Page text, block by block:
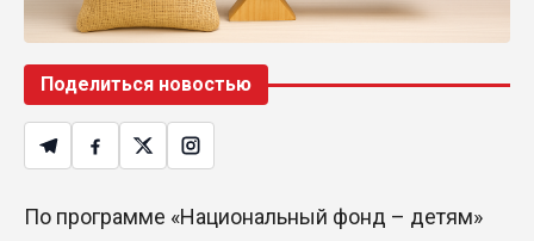
Поделиться новостью
По программе «Национальный фонд – детям»